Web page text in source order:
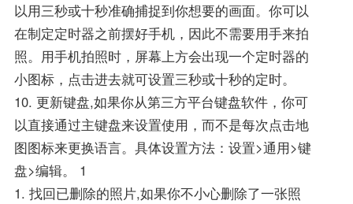
以用三秒或十秒准确捕捉到你想要的画面。你可以
在制定定时器之前摆好手机，因此不需要用手来拍
照。用手机拍照时，屏幕上方会出现一个定时器的
小图标，点击进去就可设置三秒或十秒的定时。
10. 更新键盘,如果你从第三方平台键盘软件，你可
以直接通过主键盘来设置使用，而不是每次点击地
图图标来更换语言。具体设置方法：设置>通用>键
盘>编辑。 1
1. 找回已删除的照片,如果你不小心删除了一张照